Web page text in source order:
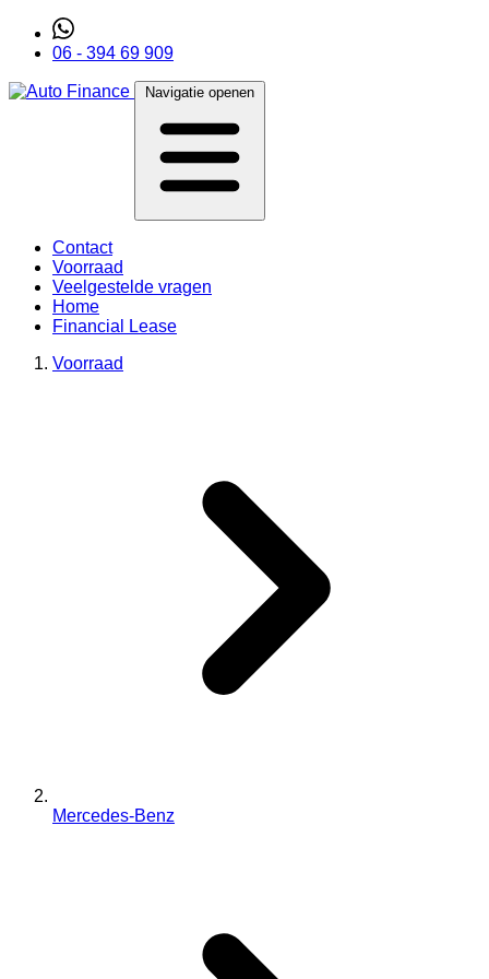
06 - 394 69 909
Navigatie openen
Contact
Voorraad
Veelgestelde vragen
Home
Financial Lease
Voorraad
Mercedes-Benz